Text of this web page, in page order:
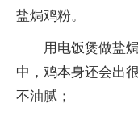
盐焗鸡粉。
用电饭煲做盐
中，鸡本身还会出
不油腻；